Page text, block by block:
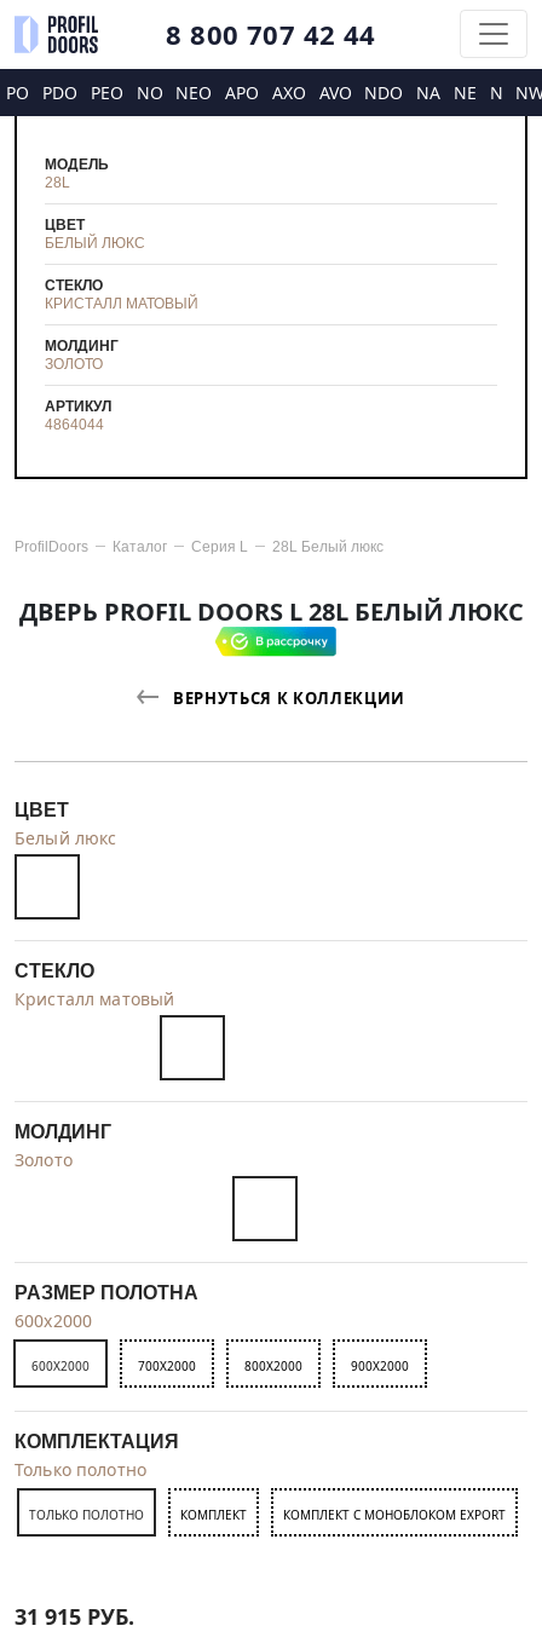
8 800 707 42 44
PO PDO PEO NO NEO APO AXO AVO NDO NA NE N
МОДЕЛЬ
28L
ЦВЕТ
БЕЛЫЙ ЛЮКС
СТЕКЛО
КРИСТАЛЛ МАТОВЫЙ
МОЛДИНГ
ЗОЛОТО
АРТИКУЛ
4864044
ProfilDoors Каталог Серия L 28L Белый люкс
ДВЕРЬ PROFIL DOORS L 28L БЕЛЫЙ ЛЮКС
ВЕРНУТЬСЯ К КОЛЛЕКЦИИ
ЦВЕТ
Белый люкс
СТЕКЛО
Кристалл матовый
МОЛДИНГ
Золото
РАЗМЕР ПОЛОТНА
600x2000
600X2000 700X2000 800X2000 900X2000
КОМПЛЕКТАЦИЯ
Только полотно
ТОЛЬКО ПОЛОТНО КОМПЛЕКТ КОМПЛЕКТ С МОНОБЛОКОМ EXPORT
31 915 РУБ.